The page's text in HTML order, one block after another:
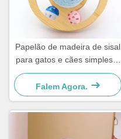
Papelão de madeira de sisal
para gatos e cães simples e
prático
Falem Agora.